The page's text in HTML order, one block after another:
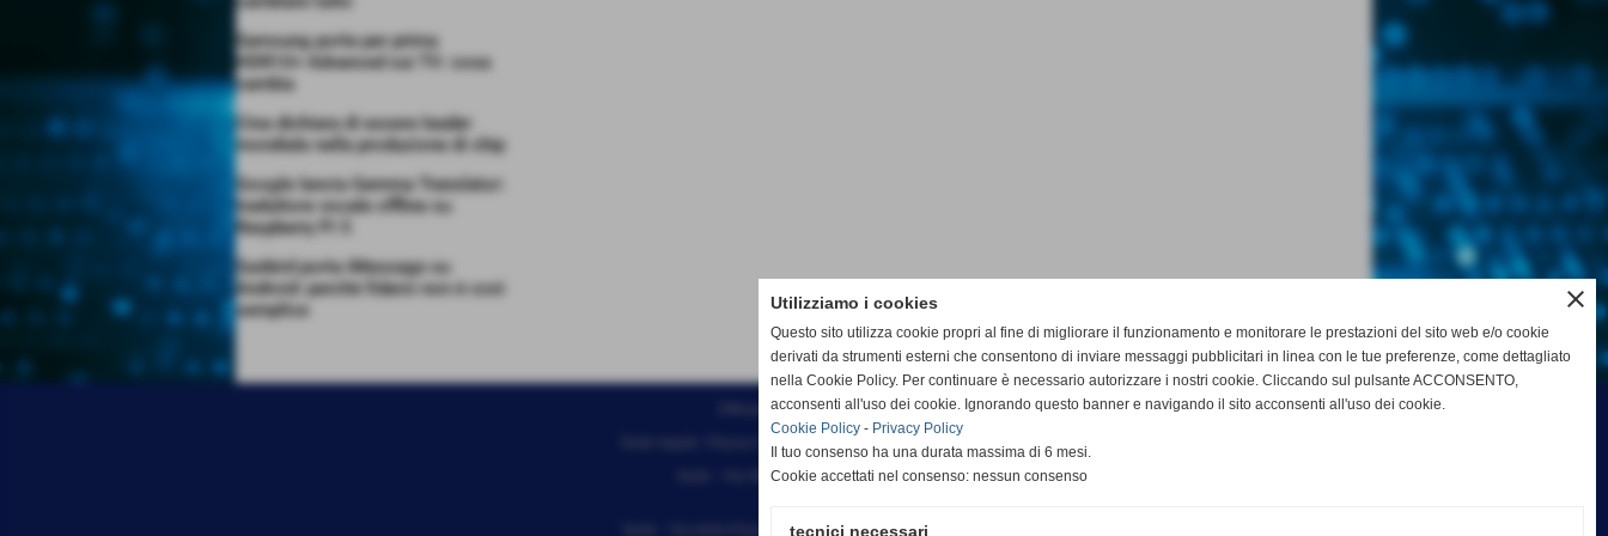
Samsung porta per prima
HDR10+ Advanced sui TV: cosa
cambia
Cina dichiara di essere leader
mondiale nella produzione di chip
Google lancia Gemma Translator:
traduttore vocale offline su
Raspberry Pi 5
Sunbird porta iMessage su
Android: perché fidarsi non è così
semplice
Effesystem di Fabio Favati
Sede legale -Piazza Carducci 18 55045 Pietrasanta (LU)
Sede - Via Ottorino Ciabattini Viareggio
Sede - Via della Piazza Bianca 15 56025 Pontedera (PI)
close
Utilizziamo i cookies
Questo sito utilizza cookie propri al fine di migliorare il funzionamento e monitorare le prestazioni del sito web e/o cookie
derivati da strumenti esterni che consentono di inviare messaggi pubblicitari in linea con le tue preferenze, come dettagliato
nella Cookie Policy. Per continuare è necessario autorizzare i nostri cookie. Cliccando sul pulsante ACCONSENTO,
acconsenti all'uso dei cookie. Ignorando questo banner e navigando il sito acconsenti all'uso dei cookie.
Cookie Policy - Privacy Policy
Il tuo consenso ha una durata massima di 6 mesi.
Cookie accettati nel consenso: nessun consenso
tecnici necessari